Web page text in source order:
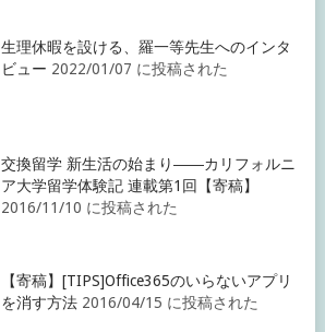
生理休暇を設ける、羅一等先生へのインタ
ビュー 2022/01/07 に投稿された
交換留学 新生活の始まり――カリフォルニ
ア大学留学体験記 連載第1回【寄稿】
2016/11/10 に投稿された
【寄稿】[TIPS]Office365のいらないアプリ
を消す方法 2016/04/15 に投稿された